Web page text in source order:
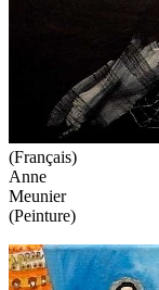
(Français)
Anne
Meunier
(Peinture)